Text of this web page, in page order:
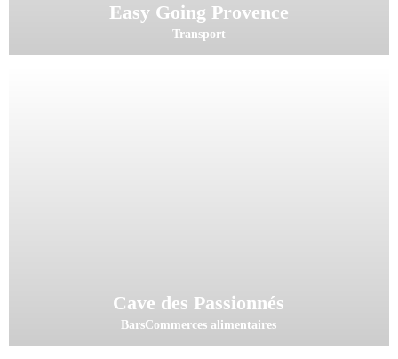
Easy Going Provence
Transport
Cave des Passionnés
BarsCommerces alimentaires